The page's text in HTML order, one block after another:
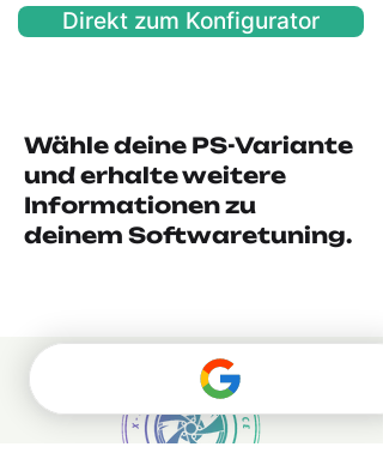
Direkt zum Konfigurator
Wähle deine PS-Variante
und erhalte weitere
Informationen zu
deinem Softwaretuning.